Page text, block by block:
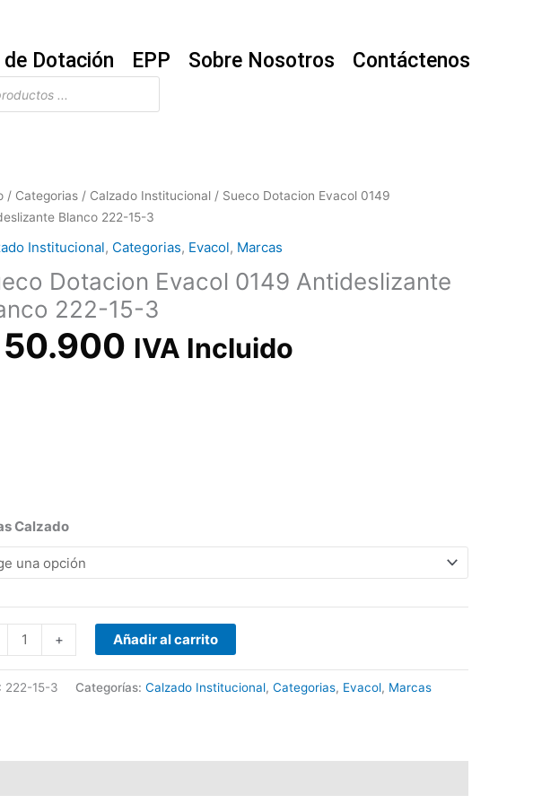
de Dotación EPP Sobre Nosotros Contáctenos
/ Categorias / Calzado Institucional / Sueco Dotacion Evacol 0149
Blanco 222-15-3
Institucional, Categorias, Evacol, Marcas
Dotacion Evacol 0149 Antideslizante
222-15-3
50.900 IVA Incluido
Calzado
+ Añadir al carrito
222-15-3 Categorías: Calzado Institucional, Categorias, Evacol, Marcas